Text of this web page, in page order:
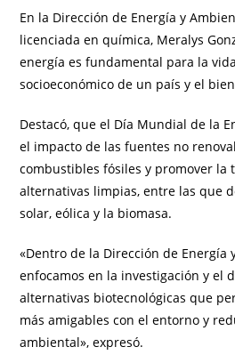
En la Dirección de Energía y
licenciada en química, Meralys
energía es fundamental para la
socioeconómico de un país y el
Destacó, que el Día Mundial de la
el impacto de las fuentes no
combustibles fósiles y promover la
alternativas limpias, entre las que
solar, eólica y la biomasa.
«Dentro de la Dirección de Energía
enfocamos en la investigación y el
alternativas biotecnológicas que
más amigables con el entorno y
ambiental», expresó.